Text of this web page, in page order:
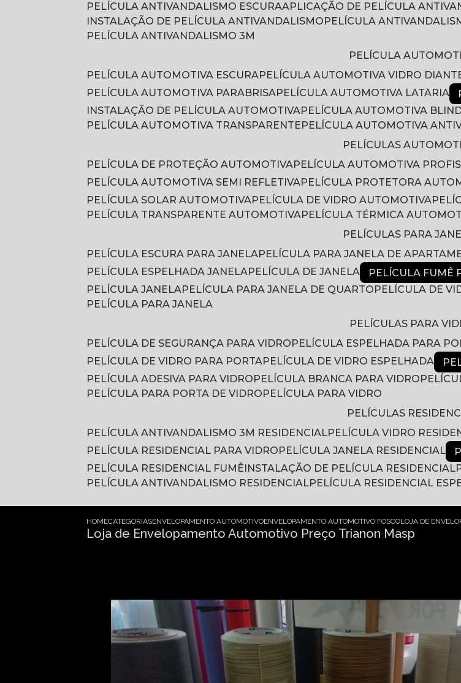
PELÍCULA ANTIVANDALISMO ESCURA
APLICAÇÃO DE PELÍCULA
INSTALAÇÃO DE PELÍCULA ANTIVANDALISMO
PELÍCULA
PELÍCULA ANTIVANDALISMO 3M
PELÍCULA
PELÍCULA AUTOMOTIVA ESCURA
PELÍCULA AUTOMOTIVA VIDRO
PELÍCULA AUTOMOTIVA PARABRISA
PELÍCULA AUTOMOTIVA LATARIA
INSTALAÇÃO DE PELÍCULA AUTOMOTIVA
PELÍCULA AUTOMOTIVA
PELÍCULA AUTOMOTIVA TRANSPARENTE
PELÍCULA AUTOMOTIVA
PELÍCULAS
PELÍCULA DE PROTEÇÃO AUTOMOTIVA
PELÍCULA AUTOMOTIVA
PELÍCULA AUTOMOTIVA SEMI REFLETIVA
PELÍCULA PROTETORA
PELÍCULA SOLAR AUTOMOTIVA
PELÍCULA DE VIDRO AUTOMOTIVA
PELÍCULA TRANSPARENTE AUTOMOTIVA
PELÍCULA TÉRMICA
PELÍCULAS PARA
PELÍCULA ESCURA PARA JANELA
PELÍCULA PARA JANELA DE
PELÍCULA ESPELHADA JANELA
PELÍCULA DE JANELA PELÍCULA FUMÊ
PELÍCULA JANELA
PELÍCULA PARA JANELA DE QUARTO PELÍCULA DE
PELÍCULA PARA JANELA
PELÍCULAS PARA
PELÍCULA DE SEGURANÇA PARA VIDRO
PELÍCULA ESPELHADA PARA
PELÍCULA DE VIDRO PARA PORTA
PELÍCULA DE VIDRO ESPELHADA
PELÍCULA ADESIVA PARA VIDRO
PELÍCULA BRANCA PARA VIDRO
PELÍCULA PARA PORTA DE VIDRO
PELÍCULA PARA VIDRO
PELÍCULAS
PELÍCULA ANTIVANDALISMO 3M RESIDENCIAL
PELÍCULA VIDRO
PELÍCULA RESIDENCIAL PARA VIDRO
PELÍCULA JANELA RESIDENCIAL
PELÍCULA RESIDENCIAL FUMÊ INSTALAÇÃO DE PELÍCULA RESIDENCIAL
PELÍCULA ANTIVANDALISMO RESIDENCIAL
PELÍCULA RESIDENCIAL
HOMECATEGORIASENVELOPAMENTO AUTOMOTIVOENVELOPAMENTO AUTOMOTIVO FOSCOLOJA DE
Loja de Envelopamento Automotivo Preço Trianon Masp